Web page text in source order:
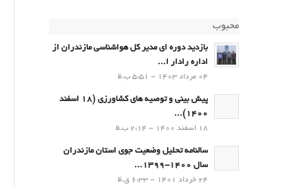
محبوب
بازدید دوره ای مدیر کل هواشناسی مازندران از
اداره رادار ا...
04 مرداد 1403 - 5:51 ب.ظ
پیش بینی و توصیه های کشاورزی (18 اسفند
1400)...
18 اسفند 1400 - 2:14 ب.ظ
سالنامه تحلیل وضعیت جوی استان مازندران
سال 1400-1399...
24 خرداد 1401 - 6:33 ق.ظ